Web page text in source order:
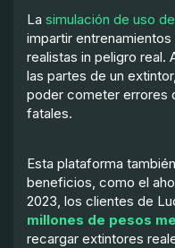
La simulación de uso
impartir
realistas in peligro real.
las partes de un
poder cometer errores
fatales.
Esta plataforma
beneficios, como el
2023, los clientes de
millones de pesos
recargar extintores